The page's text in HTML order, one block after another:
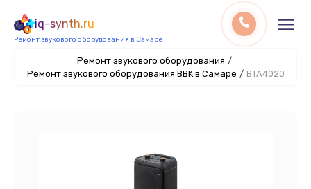
iq-synth.ru
Ремонт звукового оборудования в Самаре
Ремонт звукового оборудования /
Ремонт звукового оборудования BBK в Самаре / BTA4020